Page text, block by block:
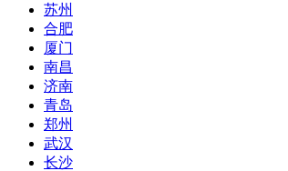
苏州
合肥
厦门
南昌
济南
青岛
郑州
武汉
长沙